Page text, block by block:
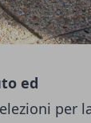
ed
per